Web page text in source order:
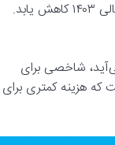
سبب شده است که حاشیه سود عملیاتی همراه اول از ۲۳ درصد در پایان سال مالی ۱۳۹۹ به ۱۸ درصد در پایان سال مالی ۱۴۰۳ کاهش یابد.
شاخصی برای
هزینه کمتری برای